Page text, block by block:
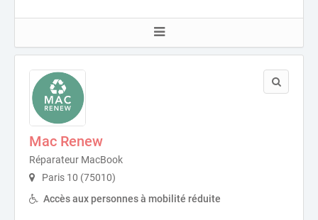
Mac Renew
Réparateur MacBook
Paris 10 (75010)
Accès aux personnes à mobilité réduite